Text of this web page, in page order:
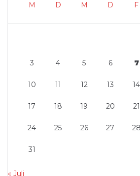
M D M D F
3 4 5 6 7
10 11 12 13 14
17 18 19 20 21
24 25 26 27 28
31
« Juli